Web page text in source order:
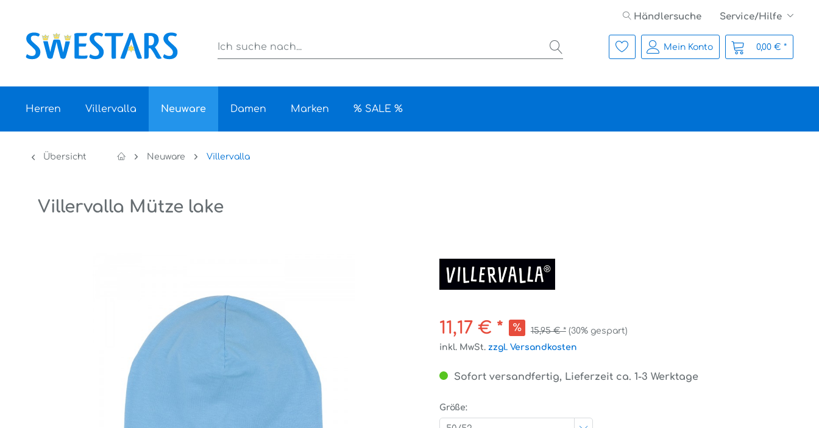
Händlersuche Service/Hilfe
Mein Konto 0,00 € *
Herren Villervalla Neuware Damen Marken % SALE %
Übersicht Neuware Villervalla
Villervalla Mütze lake
11,17 € * 15,95 € * (30% gespart)
inkl. MwSt. zzgl. Versandkosten
Sofort versandfertig, Lieferzeit ca. 1-3 Werktage
Größe: